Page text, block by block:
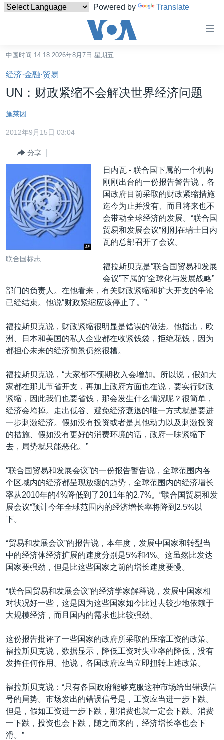
Powered by Translate
碍
链
转
内
检
台湾
港澳
国际
最新国际新闻
印太
中东
欧洲
美洲
分类新闻
经济·金融·贸易
人权·法律·宗教
科教·文娱·体健
劳工
美中关系
热点专题
白宫要闻
美中关系
埃博拉疫情
重要讲话与声明
台海两岸关系
南中国海争端
关注西藏
关注新疆
GEN Z 看美国
VOA视频
中文广播
关注我们
中国时间 14:18 2026年8月7日 星期五
经济·金融·贸易
UN：财政紧缩不会解决世界经济问题
施莱因
2012年9月15日 03:04
分享
联合国标志
​日内瓦 - 联合国下属的一个机构
刚刚出台的一份报告警告说，各
国政府目前采取的财政紧缩措施
迄今为止并没有、而且将来也不
会带动全球经济的发展。“联合国
贸易和发展会议”刚刚在瑞士日内
瓦的总部召开了会议。
福拉斯贝克是“联合国贸易和发展
会议”下属的“全球化与发展战略”
部门的负责人。在他看来，有关财政紧缩和扩大开支的争论
已经结束。他说“财政紧缩应该停止了。”
福拉斯贝克说，财政紧缩很明显是错误的做法。他指出，欧
洲、日本和美国的私人企业都在收紧钱袋，拒绝花钱，因为
都担心未来的经济前景仍然很糟。
福拉斯贝克说，“大家都不预期收入会增加。所以说，假如大
家都在那儿节省开支，再加上政府方面也在说，要实行财政
紧缩，因此我们也要省钱，那会发生什么情况呢？很简单，
经济会垮掉。走出低谷、避免经济衰退的唯一方式就是要进
一步刺激经济。假如没有投资或者是其他动力以及刺激投资
的措施、假如没有更好的消费环境的话，政府一味紧缩下
去，局势就只能恶化。”
“联合国贸易和发展会议”的一份报告警告说，全球范围内各
个区域内的经济都呈现放缓的趋势，全球范围内的经济增长
率从2010年的4%降低到了2011年的2.7%。“联合国贸易和发
展会议”预计今年全球范围内的经济增长率将降到2.5%以
下。
“贸易和发展会议”的报告说，本年度，发展中国家和转型当
中的经济体经济扩展的速度分别是5%和4%。这虽然比发达
国家要强劲，但是比这些国家之前的增长速度要慢。
“联合国贸易和发展会议”的经济学家解释说，发展中国家相
对状况好一些，这是因为这些国家如今比过去较少地依赖于
大规模经济，而且国内的需求也比较强劲。
这份报告批评了一些国家的政府所采取的压缩工资的政策。
福拉斯贝克说，数据显示，降低工资对失业率的降低，没有
发挥任何作用。他说，各国政府应当立即扭转上述政策。
福拉斯贝克说：“只有各国政府能够克服这种市场给出错误信
号的局势。市场发出的错误信号是，工资应当进一步下跌。
但是，假如工资进一步下跌，那消费也就一定会下跌。消费
一下跌，投资也会下跌，随之而来的，经济增长率也会下
滑。”